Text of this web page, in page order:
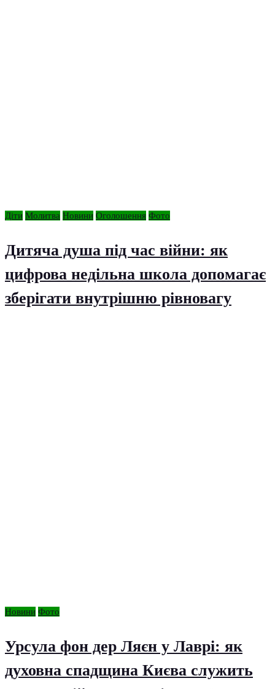
Діти Молитва Новини Оголошення Фото
Дитяча душа під час війни: як
цифрова недільна школа допомагає
зберігати внутрішню рівновагу
Новини Фото
Урсула фон дер Ляєн у Лаврі: як
духовна спадщина Києва служить